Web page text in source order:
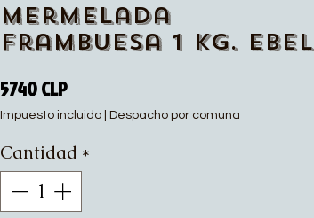
Mermelada
Frambuesa 1 Kg. Ebel
5740 CLPPrecio
Impuesto incluido Despacho por comuna
Cantidad *